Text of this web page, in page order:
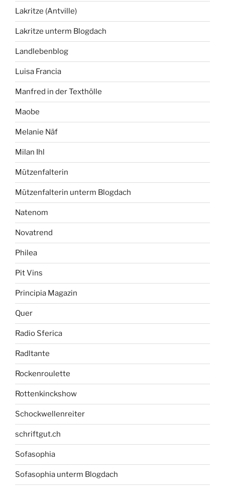
Lakritze (Antville)
Lakritze unterm Blogdach
Landlebenblog
Luisa Francia
Manfred in der Texthölle
Maobe
Melanie Näf
Milan Ihl
Mützenfalterin
Mützenfalterin unterm Blogdach
Natenom
Novatrend
Philea
Pit Vins
Principia Magazin
Quer
Radio Sferica
Radltante
Rockenroulette
Rottenkinckshow
Schockwellenreiter
schriftgut.ch
Sofasophia
Sofasophia unterm Blogdach